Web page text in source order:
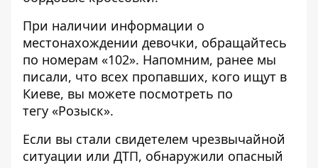
При наличии информации о
местонахождении девочки, обращайтесь
по номерам «102». Напомним, ранее мы
писали, что всех пропавших, кого ищут в
Киеве, вы можете посмотреть по
тегу «Розыск».
Если вы стали свидетелем чрезвычайной
ситуации или ДТП, обнаружили опасный